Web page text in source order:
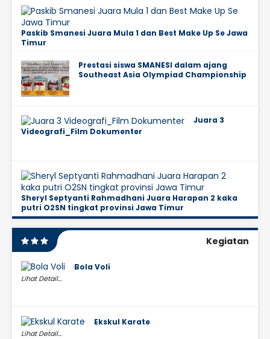
Paskib Smanesi Juara Mula 1 dan Best Make Up Se Jawa
Timur
Prestasi siswa SMANESI dalam ajang
Southeast Asia Olympiad Championship
Juara 3
Videografi_Film Dokumenter
Sheryl Septyanti Rahmadhani Juara Harapan 2 kaka
putri O2SN tingkat provinsi Jawa Timur
Kegiatan
Bola Voli
Lihat Detail...
Ekskul Karate
Lihat Detail...